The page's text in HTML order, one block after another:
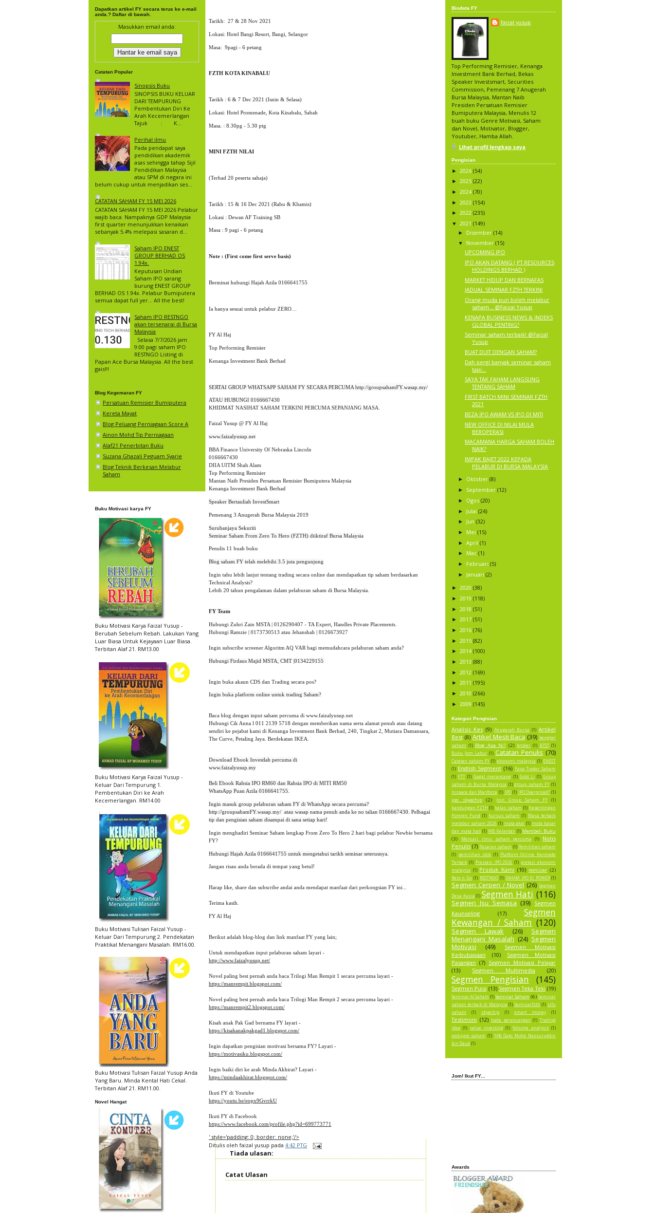
Dapatkan artikel FY secara terus ke e-mail
anda.? Daftar di bawah.
Masukkan email anda:
Catatan Popular
Sinopsis Buku
SINOPSIS BUKU KELUAR
DARI TEMPURUNG
Pembentukan Diri Ke
Arah Kecemerlangan
Tajuk : K...
Perihal ilmu
Pada pendapat saya
pendidikan akademik
asas sehingga tahap Sijil
Pendidikan Malaysia
atau SPM di negara ini
belum cukup untuk menjadikan ses...
CATATAN SAHAM FY 15 MEI 2026
CATATAN SAHAM FY 15 MEI 2026 Pelabur
wajib baca. Nampaknya GDP Malaysia
first quarter menunjukkan kenaikan
sebanyak 5.4% melepasi sasaran d...
Saham IPO ENEST
GROUP BERHAD OS
1.94x.
Keputusan Undian
Saham IPO sarang
burung ENEST GROUP
BERHAD OS 1.94x. Pelabur Bumiputera
semua dapat full yer… All the best!
Saham IPO RESTNGO
akan tersenarai di Bursa
Malaysia
Selasa 7/7/2026 jam
9:00 pagi saham IPO
RESTNGO Listing di
Papan Ace Bursa Malaysia. All the best
gais!!!
Blog Kegemaran FY
Persatuan Remisier Bumiputera
Kereta Mayat
Blog Peluang Perniagaan Score A
Ainon Mohd Tip Perniagaan
Alaf21 Penerbitan Buku
Suzana Ghazali Peguam Syarie
Blog Teknik Berkesan Melabur
Saham
Buku Motivasi karya FY
Buku Motivasi Karya Faizal Yusup -
Berubah Sebelum Rebah. Lakukan Yang
Luar Biasa Untuk Kejayaan Luar Biasa.
Terbitan Alaf 21. RM13.00
Buku Motivasi Karya Faizal Yusup -
Keluar Dari Tempurung 1.
Pembentukan Diri ke Arah
Kecemerlangan. RM14.00
Buku Motivasi Tulisan Faizal Yusup -
Keluar Dari Tempurung 2. Pendekatan
Praktikal Menangani Masalah. RM16.00.
Buku Motivasi Tulisan Faizal Yusup Anda
Yang Baru. Minda Kental Hati Cekal.
Terbitan Alaf 21. RM11.00.
Novel Hangat
Tarikh: 27 & 28 Nov 2021
Lokasi: Hotel Bangi Resort, Bangi, Selangor
Masa: 9pagi - 6 petang
FZTH KOTA KINABALU
Tarikh : 6 & 7 Dec 2021 (Isnin & Selasa)
Lokasi: Hotel Promenade, Kota Kinabalu, Sabah
Masa. : 8.30pg - 5.30 ptg
MINI FZTH NILAI
(Terhad 20 peserta sahaja)
Tarikh : 15 & 16 Dec 2021 (Rabu & Khamis)
Lokasi : Dewan AF Training SB
Masa : 9 pagi - 6 petang
Note : (First come first serve basis)
Berminat hubungi Hajah Azila 0166641755
Ia hanya sesuai untuk pelabur ZERO…
FY Al Haj
Top Performing Remisier
Kenanga Investment Bank Berhad
SERTAI GROUP WHATSAPP SAHAM FY SECARA PERCUMA http://groupsahamFY.wasap.my/
ATAU HUBUNGI 0166667430
KHIDMAT NASIHAT SAHAM TERKINI PERCUMA SEPANJANG MASA.
Faizal Yusup @ FY Al Haj
BBA Finance University Of Nebraska Lincoln
0166667430
DIIA UITM Shah Alam
Top Performing Remisier
Mantan Naib Presiden Persatuan Remisier Bumiputera Malaysia
Kenanga Investment Bank Berhad
Pemenang 3 Anugerah Bursa Malaysia 2019
Penulis 11 buah buku
Ingin tahu lebih lanjut tentang trading secara online dan mendapatkan tip saham berdasarkan
Technical Analysis?
Lebih 20 tahun pengalaman dalam pelaburan saham di Bursa Malaysia.
FY Team
Hubungi Zuhri Zain MSTA | 0126290407 - TA Expert, Handles Private Placements.
Hubungi Ramzie | 0173730513 atau Jehanshah | 0126673927
Ingin subscribe screener Algoritm AQ VAR bagi memudahcara pelaburan saham anda?
Hubungi Firdaus Majid MSTA, CMT |0134229155
Ingin buka akaun CDS dan Trading secara pos?
Ingin buka platform online untuk trading Saham?
Baca blog dengan input saham percuma di www.faizalyusup.net
Hubungi Cik Anna l 011 2139 5718 dengan memberikan nama serta alamat penuh atau datang
sendiri ke pejabat kami di Kenanga Investment Bank Berhad, 240, Tingkat 2, Mutiara Damansara,
The Curve, Petaling Jaya. Berdekatan IKEA.
Download Ebook Investlah percuma di
www.faizalyusup.my
Beli Ebook Rahsia IPO RM60 dan Rahsia IPO di MITI RM50
WhatsApp Puan Azila 0166641755.
Ingin masuk group pelaburan saham FY di WhatsApp secara percuma?
http://groupsahamFY.wasap.my/
  atau wasap nama penuh anda ke no talian 0166667430. Pelbagai
tip dan pengisian saham disampai di sana setiap hari!
Ingin menghadiri Seminar Saham lengkap From Zero To Hero 2 hari bagi pelabur Newbie bersama
FY?
Jangan risau anda berada di tempat yang betul!
Harap like, share dan subscribe andai anda mendapat manfaat dari perkongsian FY ini...
Terima kasih.
FY Al Haj
Berikut adalah blog-blog dan link manfaat FY yang lain;
Untuk mendapatkan input pelaburan saham layari -
http://www.faizalyusup.net/
Novel paling best pernah anda baca Trilogi Man Rempit 1 secara percuma layari -
https://manrempit.blogspot.com/
Novel paling best pernah anda baca Trilogi Man Rempit 2 secara percuma layari -
https://manrempit2.blogspot.com/
Kisah anak Pak Gad bernama FY layari -
https://kisahanakpakgad1.blogspot.com/
Ingin dapatkan pengisian motivasi bersama FY? Layari -
https://motivasiku.blogspot.com/
Ingin baiki diri ke arah Minda Akhirat? Layari -
https://mindaakhirat.blogspot.com/
Ikuti FY di Youtube
https://youtu.be/eopx9GvrrkU
Ikuti FY di Facebook
https://www.facebook.com/profile.php?id=699773771
' style='padding: 0; border: none;'/>
Ditulis oleh faizal yusup pada 4:42 PTG
Tiada ulasan:
Catat Ulasan
Biodata FY
faizal yusup
Top Performing Remisier, Kenanga
Investment Bank Berhad, Bekas
Speaker Investsmart, Securities
Commission, Pemenang 7 Anugerah
Bursa Malaysia, Mantan Naib
Presiden Persatuan Remisier
Bumiputera Malaysia, Menulis 12
buah buku Genre Motivasi, Saham
dan Novel, Motivator, Blogger,
Youtuber, Hamba Allah.
Lihat profil lengkap saya
Pengisian
► 2026 (54)
► 2025 (22)
► 2024 (70)
► 2023 (154)
► 2022 (235)
▼ 2021 (149)
► Disember (14)
▼ November (15)
UPCOMING IPO
IPO AKAN DATANG ( PT RESOURCES
HOLDINGS BERHAD )
MARKET HIDUP DAN BERNAFAS
JADUAL SEMINAR FZTH TERKINI
Orang muda pun boleh melabur
saham… @Faizal Yusup
KENAPA BUSINESS NEWS & INDEKS
GLOBAL PENTING?
Seminar saham terbaik! @Faizal
Yusup
BUAT DUIT DENGAN SAHAM?
Dah pergi banyak seminar saham
tapi…
SAYA TAK FAHAM LANGSUNG
TENTANG SAHAM
FIRST BATCH MINI SEMINAR FZTH
2021
BEZA IPO AWAM VS IPO DI MITI
NEW OFFICE DI NILAI MULA
BEROPERASI
MACAMANA HARGA SAHAM BOLEH
NAIK?
IMPAK BAJET 2022 KEPADA
PELABUR DI BURSA MALAYSIA
► Oktober (8)
► September (12)
► Ogos (20)
► Julai (24)
► Jun (32)
► Mei (15)
► April (1)
► Mac (1)
► Februari (5)
► Januari (2)
► 2020 (38)
► 2019 (118)
► 2018 (51)
► 2017 (51)
► 2016 (76)
► 2015 (82)
► 2014 (100)
► 2013 (88)
► 2012 (169)
► 2011 (195)
► 2010 (266)
► 2009 (145)
Kategori Pengisian
Analisis Kes (9) Anugerah Bursa (1) Artikel
Best (8) Artikel Mesti Baca (39) bengkel
saham (1) Blog Apa Ni? (2) broker (1) BTST (1)
Buku Jom Labur (1) Catatan Penulis (70)
Catatan saham FY (1) ekonomi malaysia (1) ENEST
(1) English Segment (16) Fasa Trader Saham
(1) FTT (1) Gagal merancang (1) Gold Li (1) Group
saham di Bursa Malaysia (1) group saham FY (1)
Inspace dan Manforce (1) IPO (1) IPO Overpriced? (1)
ipo skyechip (2) Join Group Saham FY
(1)
kandungan FZTH (1) kelas saham (1) Kepentingan
Foreign Fund (1) kursus saham (1) Masa terbaik
melabur saham 2026 (1) mata akal (1) mata kasar
dan mata hati (1) MB Kelantan (1) Membeli Buku
(3)
Mencari ilmu saham percuma (1)
Notis
Penulis (7) Pasaran saham (1) Pemilihan saham
(1) pemilihan stok (1) Platform Online Kentrade
Terbaik (1) Prestasi IPO 2026 (1) pretasi ekonomi
malaysia (1) Produk Kami (10) remisier (2)
Rest n Go (1) RESTNGO (1) SAHAM IPO EI POWER (1)
Segmen Cerpen / Novel (26) Segmen
Desa Kasia (1) Segmen Hati (116)
Segmen Isu Semasa (39) Segmen
Kaunseling
(17)
Segmen
Kewangan / Saham (120)
Segmen Lawak (26)
Segmen
Menangani Masalah (24) Segmen
Motivasi
(49)
Segmen Motivasi
Keibubapaan
(10)
Segmen Motivasi
Pasangan (7) Segmen Motivasi Pelajar
(13)
Segmen Multimedia (20)
Segmen Pengisian (145)
Segmen Puisi (13) Segmen Teka Teki (19)
Seminar AI Saham (1)Seminar Saham (6) Seminar
saham terbaik di Malaysia (1) Seminarfzth (1) sifu
saham
(1) skyechip (1) smart money (1)
Testimoni (12) tiada perancangan (1) Trading
idea (1) value investing (1) Volume analysis (1)
woksyop saham (1) YAB Dato Mohd Nassuruddin
bin Daud (1)
Jom! Ikut FY...
Awards